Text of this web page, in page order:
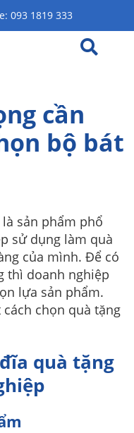
093 1819 333
cần
bộ bát
sản phẩm phổ
sử dụng làm quà
của mình. Để có
thì doanh nghiệp
lựa sản phẩm.
chọn quà tặng
quà tặng